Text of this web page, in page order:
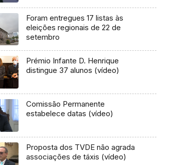
Foram entregues 17 listas às
eleições regionais de 22 de
setembro
Prémio Infante D. Henrique
distingue 37 alunos (vídeo)
Comissão Permanente
estabelece datas (vídeo)
Proposta dos TVDE não agrada
associações de táxis (vídeo)